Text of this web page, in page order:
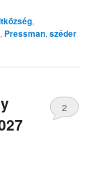
,
, Pressman,széder
2